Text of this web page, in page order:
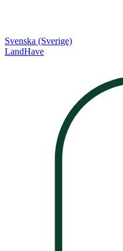
Svenska (Sverige)
LandHave